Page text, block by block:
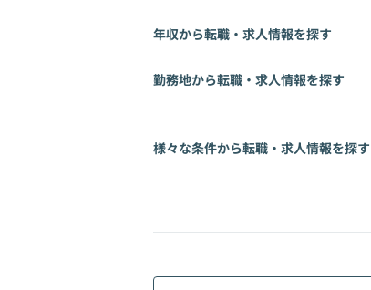
年収から転職・求人情報を探す
勤務地から転職・求人情報を探す
様々な条件から転職・求人情報を探す